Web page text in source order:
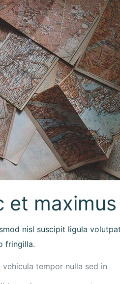
et
nisl suscipit ligula
fringilla.
vehicula tempor nulla sed in